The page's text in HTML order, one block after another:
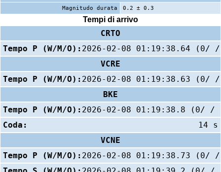
Magnitudo durata
0.2 ± 0.3
Tempi di arrivo
CRTO
Tempo P (W/M/O): 2026-02-08 01:19:38.64 (0/
VCRE
Tempo P (W/M/O): 2026-02-08 01:19:38.63 (0/
BKE
Tempo P (W/M/O): 2026-02-08 01:19:38.8 (0/ /
Coda:
14 s
VCNE
Tempo P (W/M/O): 2026-02-08 01:19:38.73 (0/